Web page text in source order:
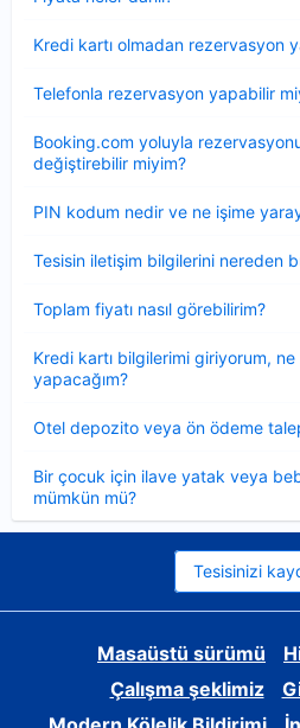
Kredi kartı olmadan rezervasyon
Telefonla rezervasyon yapabilir
Booking.com yoluyla
değiştirebilir miyim?
PIN kodum nedir ve ne işime
Tesisin iletişim bilgilerini nereden
Toplam fiyatı nasıl görebilirim?
Kredi kartı bilgilerimi giriyorum,
yapacağım?
Otel depozito veya ön ödeme
Bir çocuk için ilave yatak veya
mümkün mü?
Tesisinizi
Masaüstü sürümü
Çalışma şeklimiz